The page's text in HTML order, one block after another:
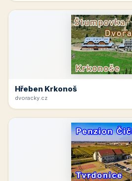
Hřeben Krkonoš
dvoracky.cz